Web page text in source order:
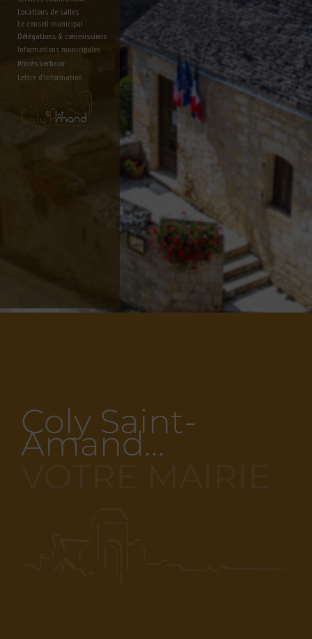
Locations de salles
Le conseil municipal
Délégations & commissions
Informations municipales
Lettre d'information
Procès verbaux
Coly Saint-
Amand…